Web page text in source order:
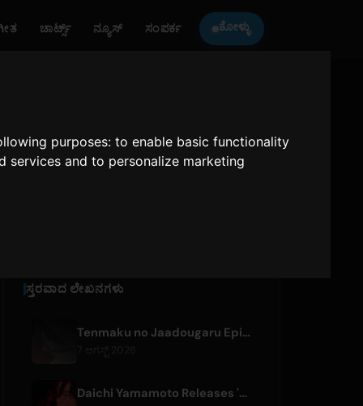
purposes:to enable basic functionality
services and to personalize marketing
ಚಾರ್ಟ್ಸ್ ನ್ಯೂಸ್ ಸಂಪರ್ಕ ಕೋಳ್ಳು
ಸ್ತರವಾದ ಲೇಖನಗಳು
Tenmaku no Jaadougaru Episode 7 Preview Released
Daichi Yamamoto Releases 'Still' for Hip-Hop Anime 'Shadow Beat'